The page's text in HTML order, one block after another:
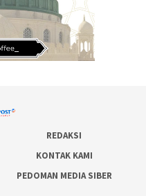
REDAKSI
KONTAK KAMI
PEDOMAN MEDIA SIBER